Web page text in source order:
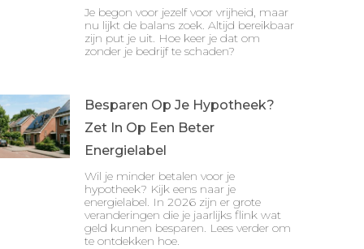
Je begon voor jezelf voor vrijheid, maar
nu lijkt de balans zoek. Altijd bereikbaar
zijn put je uit. Hoe keer je dat om
zonder je bedrijf te schaden?
Besparen Op Je Hypotheek?
Zet In Op Een Beter
Energielabel
Wil je minder betalen voor je
hypotheek? Kijk eens naar je
energielabel. In 2026 zijn er grote
veranderingen die je jaarlijks flink wat
geld kunnen besparen. Lees verder om
te ontdekken hoe.